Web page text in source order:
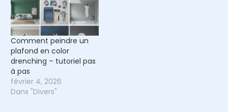
Comment peindre un
plafond en color
drenching – tutoriel pas
à pas
février 4, 2026
Dans "Divers"